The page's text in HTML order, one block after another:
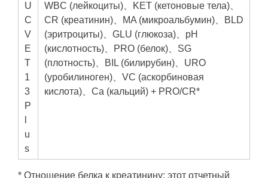
U
C
V
E
T
1
3
P
u
s
WBC (лейкоциты)、KET (кетоновые тела)、
CR (креатинин)、MA (микроальбумин)、BLD
(эритроциты)、GLU (глюкоза)、pH
(кислотность)、PRO (белок)、SG
(плотность)、BIL (билирубин)、URO
(уробилиноген)、VC (аскорбиновая
кислота)、Ca (кальций) + PRO/CR*
* Отношение белка к креатинину: этот отчетный